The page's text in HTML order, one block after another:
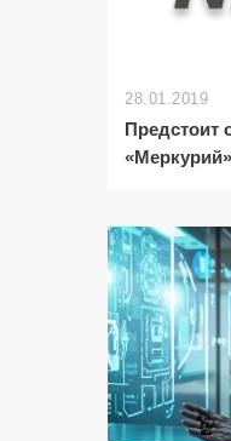
28.01.2019
Предстоит